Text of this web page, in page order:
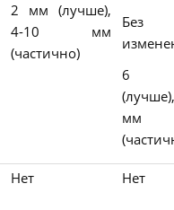
2 мм (лучше),
4-10 мм
(частично)
Без
6
мм
Нет Нет